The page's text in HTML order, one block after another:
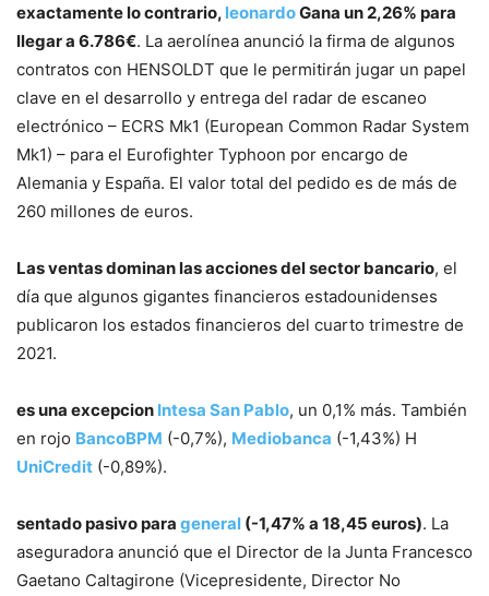
exactamente lo contrario, leonardoGana un 2,26% para
llegar a 6.786€. La aerolínea anunció la firma de algunos
contratos con HENSOLDT que le permitirán jugar un papel
clave en el desarrollo y entrega del radar de escaneo
electrónico – ECRS Mk1 (European Common Radar System
Mk1) – para el Eurofighter Typhoon por encargo de
Alemania y España. El valor total del pedido es de más de
260 millones de euros.
Las ventas dominan las acciones del sector bancario, el
día que algunos gigantes financieros estadounidenses
publicaron los estados financieros del cuarto trimestre de
2021.
es una excepcion Intesa San Pablo, un 0,1% más. También
en rojo BancoBPM (-0,7%), Mediobanca (-1,43%) H
UniCredit (-0,89%).
sentado pasivo para general (-1,47% a 18,45 euros). La
aseguradora anunció que el Director de la Junta Francesco
Gaetano Caltagirone (Vicepresidente, Director No